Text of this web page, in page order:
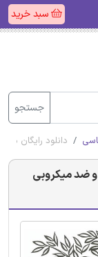
سبد خرید
جستجو
دانلود رایگان
و ضد میکروبی